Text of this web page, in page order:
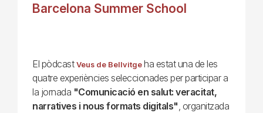
Barcelona Summer School
El pòdcast Veus de Bellvitgeha estat una de les
quatre experiències seleccionades per participar a
la jornada "Comunicació en salut: veracitat,
narratives i nous formats digitals" , organitzada